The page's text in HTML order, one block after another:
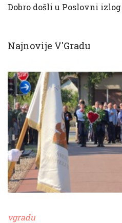
Dobro došli u Poslovni
Najnovije V'Gradu
vgradu